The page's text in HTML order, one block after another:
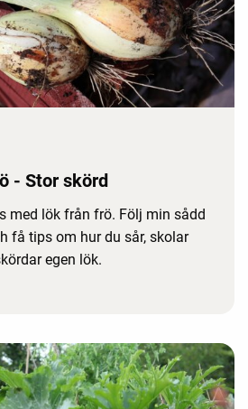
- Stor skörd
med lök från frö. Följ min sådd
få tips om hur du sår, skolar
egen lök.